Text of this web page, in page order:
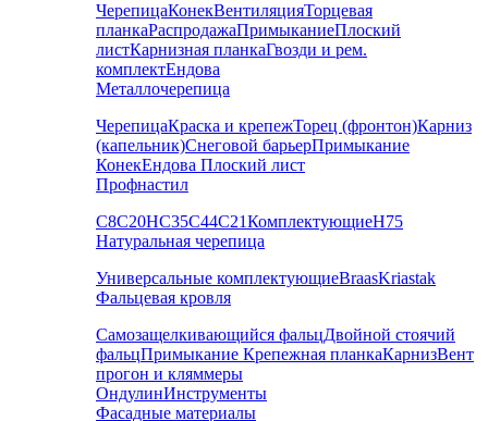
ЧерепицаКонекВентиляцияТорцевая
планкаРаспродажаПримыканиеПлоский
листКарнизная планкаГвозди и рем.
комплектЕндова
Металлочерепица
ЧерепицаКраска и крепежТорец (фронтон)Карниз
(капельник)Снеговой барьерПримыкание
КонекЕндова Плоский лист
Профнастил
С8С20НС35С44С21КомплектующиеН75
Натуральная черепица
Универсальные комплектующиеBraasKriastak
Фальцевая кровля
Самозащелкивающийся фальцДвойной стоячий
фальцПримыкание Крепежная планкаКарнизВент
прогон и кляммеры
ОндулинИнструменты
Фасадные материалы